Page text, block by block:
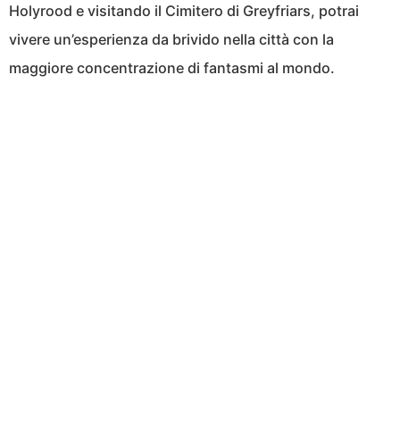
Holyrood e visitando il Cimitero di Greyfriars, potrai
vivere un’esperienza da brivido nella città con la
maggiore concentrazione di fantasmi al mondo.